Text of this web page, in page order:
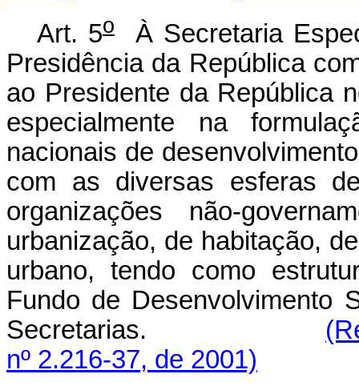
Art. 5oÀ Secretaria
Presidência da República
ao Presidente da República
especialmente na
nacionais de
com as diversas esferas
organizações não-
urbanização, de habitação,
urbano, tendo como
Fundo de Desenvolvimento
Secretarias.
nº 2.216-37, de 2001)